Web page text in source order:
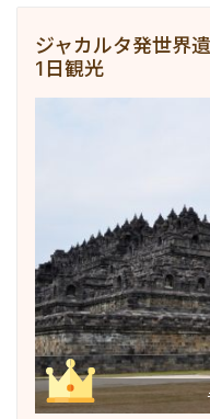
ジャカルタ発世界
1日観光